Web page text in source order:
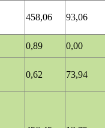
458,06 93,06
0,89
0,00
0,62 73,94